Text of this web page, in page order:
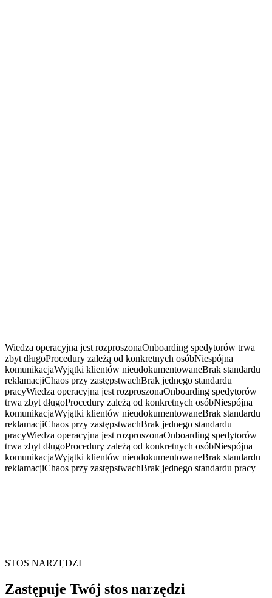
Wiedza operacyjna jest rozproszonaOnboarding spedytorów trwa
zbyt długoProcedury zależą od konkretnych osóbNiespójna
komunikacjaWyjątki klientów nieudokumentowaneBrak standardu
reklamacjiChaos przy zastępstwachBrak jednego standardu
pracyWiedza operacyjna jest rozproszonaOnboarding spedytorów
trwa zbyt długoProcedury zależą od konkretnych osóbNiespójna
komunikacjaWyjątki klientów nieudokumentowaneBrak standardu
reklamacjiChaos przy zastępstwachBrak jednego standardu
pracyWiedza operacyjna jest rozproszonaOnboarding spedytorów
trwa zbyt długoProcedury zależą od konkretnych osóbNiespójna
komunikacjaWyjątki klientów nieudokumentowaneBrak standardu
reklamacjiChaos przy zastępstwachBrak jednego standardu pracy
STOS NARZĘDZI
Zastępuje Twój stos narzędzi